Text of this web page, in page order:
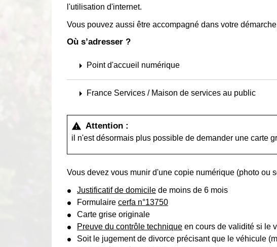
l'utilisation d'internet.
Vous pouvez aussi être accompagné dans votre
Où s’adresser ?
arrow_right Point d'accueil numérique
arrow_right France Services / Maison de services au public
warning Attention :
il n'est désormais plus possible de demander une carte
Vous devez vous munir d'une copie numérique (photo ou
Justificatif de domicile de moins de 6 mois
Formulaire cerfa n°13750
Carte grise originale
Preuve du contrôle technique en cours de validité si le
Soit le jugement de divorce précisant que le véhicule